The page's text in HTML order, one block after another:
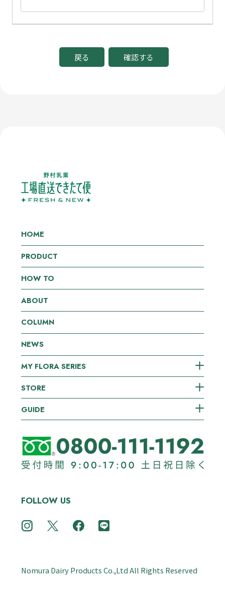
戻る 確認する
HOME
PRODUCT
HOW TO
ABOUT
COLUMN
NEWS
MY FLORA SERIES
STORE
GUIDE
FOLLOW US
Nomura Dairy Products Co.,Ltd All Rights Reserved